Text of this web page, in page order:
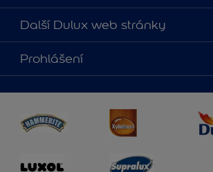
O nás
Kontaktujte nás
Najít obchod
Další Dulux web stránky
duluxmalir.cz
duluxmaliar.sk
duluxprodejnabarev.cz
duluxpredajnafarieb.sk
Prohlášení